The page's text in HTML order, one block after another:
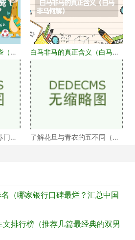
（庚
白马非马的真正含义（白马非
马何解）
门四
了解花旦与青衣的五不同（浅
（哪家银行口碑最烂？汇总中国
文排行榜（推荐几篇最经典的双男